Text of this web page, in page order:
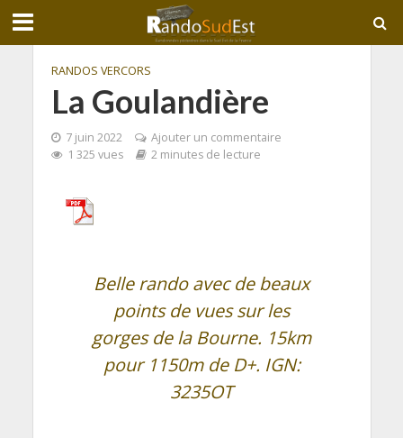
RANDOS VERCORS
La Goulandière
7 juin 2022
Ajouter un commentaire
1 325 vues
2 minutes de lecture
Belle rando avec de beaux
points de vues sur les
gorges de la Bourne. 15km
pour 1150m de D+. IGN:
3235OT